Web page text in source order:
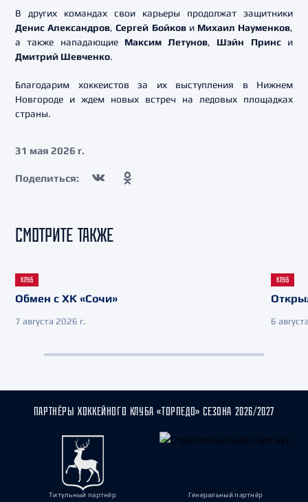
В других командах свои карьеры продолжат защитники
Денис Александров,Сергей Бойкови Михаил Науменков,
а также нападающие Максим Летунов, Шэйн Принси
Дмитрий Шевченко.
Благодарим хоккеистов за их выступления в Нижнем
Новгороде и ждем новых встреч на ледовых площадках
страны.
31 мая 2026 г.
Поделиться:
СМОТРИТЕ ТАКЖЕ
КЛУБ
Обмен с ХК «Сочи»
7 августа 2026 г.
КЛУБ
6
ПАРТНЁРЫ ХОККЕЙНОГО КЛУБА «ТОРПЕДО» СЕЗОНА 2026/2027
Титульный партнёр Генеральный партнёр